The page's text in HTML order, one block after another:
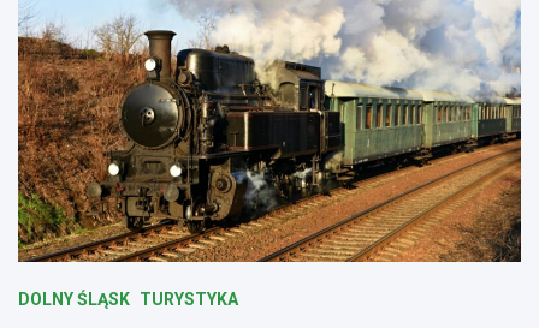
DOLNY ŚLĄSK TURYSTYKA